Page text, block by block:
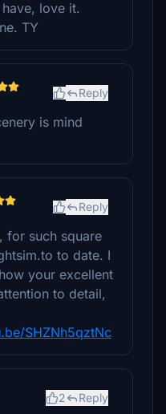
love it.
TY
Reply
is mind
Reply
for such square
to date. I
your excellent
to detail,
SHZNh5qztNc
2 Reply